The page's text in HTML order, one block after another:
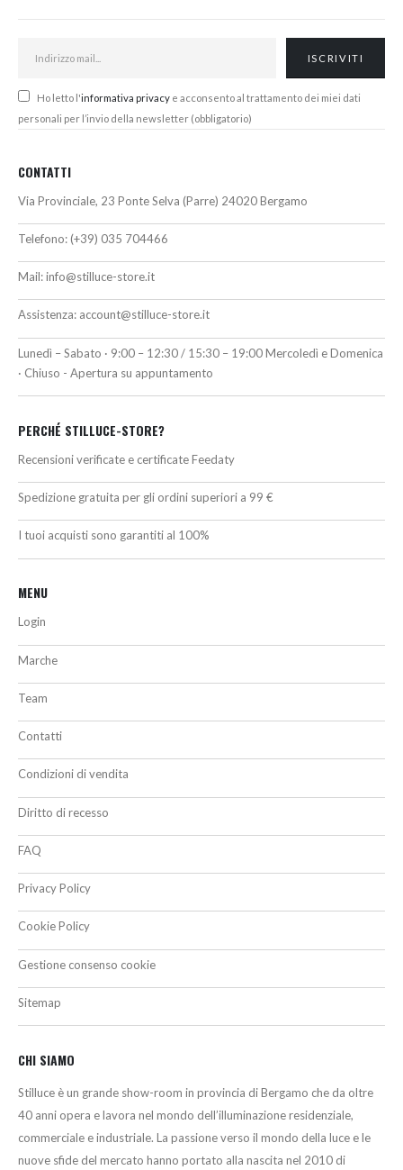
Ho letto l'informativa privacy e acconsento al trattamento dei miei dati
personali per l’invio della newsletter (obbligatorio)
CONTATTI
Via Provinciale, 23 Ponte Selva (Parre) 24020 Bergamo
Telefono: (+39) 035 704466
Mail:info@stilluce-store.it
Assistenza: account@stilluce-store.it
Lunedì – Sabato · 9:00 – 12:30 / 15:30 – 19:00 Mercoledì e Domenica
· Chiuso - Apertura su appuntamento
PERCHÉ STILLUCE-STORE?
Recensioni verificate e certificate Feedaty
Spedizione gratuita per gli ordini superiori a 99 €
I tuoi acquisti sono garantiti al 100%
MENU
Login
Marche
Team
Contatti
Condizioni di vendita
Diritto di recesso
FAQ
Privacy Policy
Cookie Policy
Gestione consenso cookie
Sitemap
CHI SIAMO
Stilluce è un grande show-room in provincia di Bergamo che da oltre
40 anni opera e lavora nel mondo dell’illuminazione residenziale,
commerciale e industriale. La passione verso il mondo della luce e le
nuove sfide del mercato hanno portato alla nascita nel 2010 di